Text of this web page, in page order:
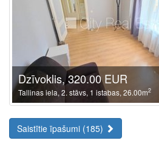
Dzīvoklis, 320.00 EUR
Tallinas iela, 2. stāvs, 1 istabas, 26.00m2
Saistītie īpašumi (185)